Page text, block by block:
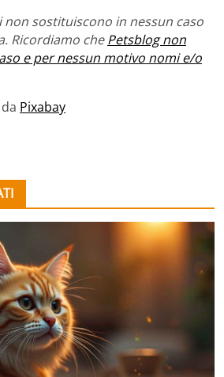
sostituiscono in nessun caso
Ricordiamo chePetsblog non
e per nessun motivo nomi e/o
da Pixabay